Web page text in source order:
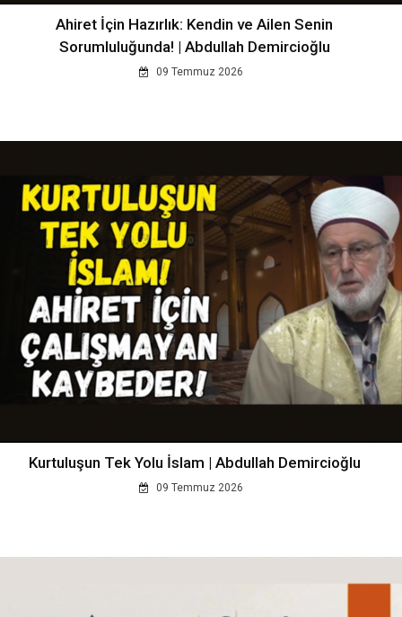
Ahiret İçin Hazırlık: Kendin ve Ailen Senin
Sorumluluğunda! | Abdullah Demircioğlu
09 Temmuz 2026
Kurtuluşun Tek Yolu İslam | Abdullah Demircioğlu
09 Temmuz 2026